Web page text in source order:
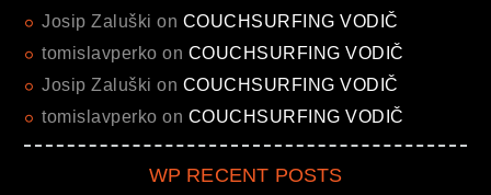
Josip Zaluški on COUCHSURFING VODIČ
tomislavperko on COUCHSURFING VODIČ
Josip Zaluški on COUCHSURFING VODIČ
tomislavperko on COUCHSURFING VODIČ
WP RECENT POSTS